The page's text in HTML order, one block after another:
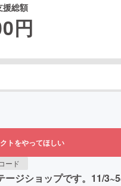
援総額
円
トをやってほしい
ード
ジショップです。11/